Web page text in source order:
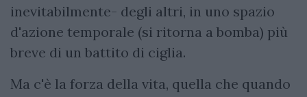
inevitabilmente- degli altri, in uno spazio
d'azione temporale (si ritorna a bomba) più
breve di un battito di ciglia.
Ma c'è la forza della vita, quella che quando